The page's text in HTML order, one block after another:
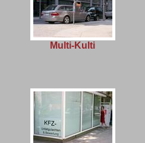
Multi-Kulti